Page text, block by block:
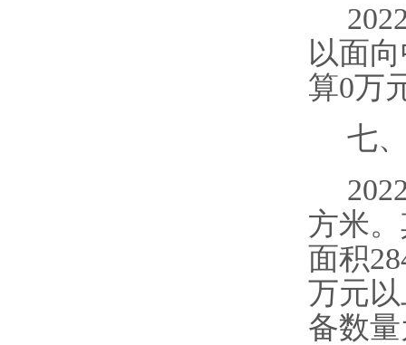
以面
算0万
七
方米
面积
万元
备数量